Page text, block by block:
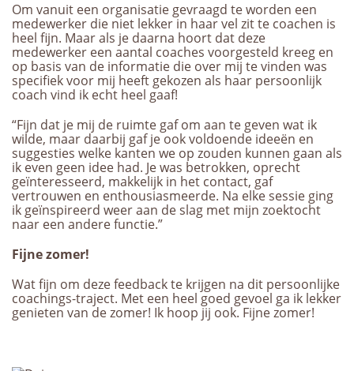
Om vanuit een organisatie gevraagd te worden een
medewerker die niet lekker in haar vel zit te coachen is
heel fijn. Maar als je daarna hoort dat deze
medewerker een aantal coaches voorgesteld kreeg en
op basis van de informatie die over mij te vinden was
specifiek voor mij heeft gekozen als haar persoonlijk
coach vind ik echt heel gaaf!
“Fijn dat je mij de ruimte gaf om aan te geven wat ik
wilde, maar daarbij gaf je ook voldoende ideeën en
suggesties welke kanten we op zouden kunnen gaan als
ik even geen idee had. Je was betrokken, oprecht
geïnteresseerd, makkelijk in het contact, gaf
vertrouwen en enthousiasmeerde. Na elke sessie ging
ik geïnspireerd weer aan de slag met mijn zoektocht
naar een andere functie.”
Fijne zomer!
Wat fijn om deze feedback te krijgen na dit persoonlijke
coachings-traject. Met een heel goed gevoel ga ik lekker
genieten van de zomer! Ik hoop jij ook. Fijne zomer!